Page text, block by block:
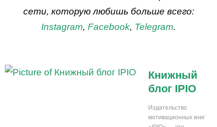
сети, которую любишь больше всего:
Instagram, Facebook, Telegram.
Книжный
блог IPIO
Издательство
мотивационных книг